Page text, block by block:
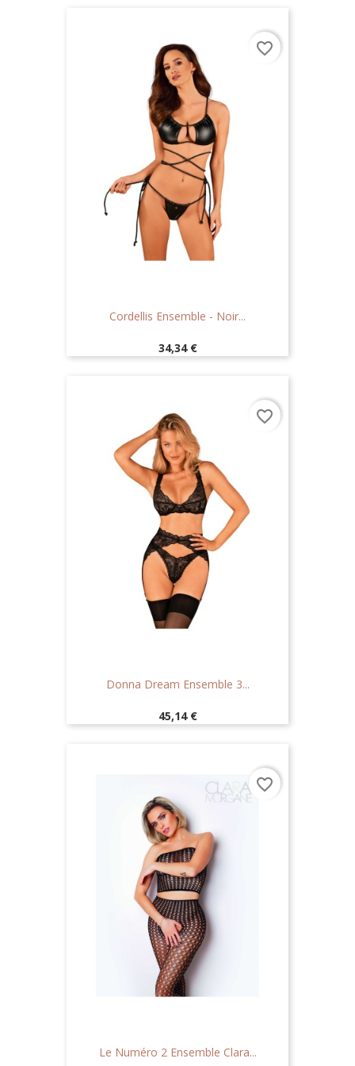
Cordellis Ensemble - Noir...
Prix
34,34 €
favorite_border
Donna Dream Ensemble 3...
Prix
45,14 €
favorite_border
Le Numéro 2 Ensemble Clara...
favorite_border